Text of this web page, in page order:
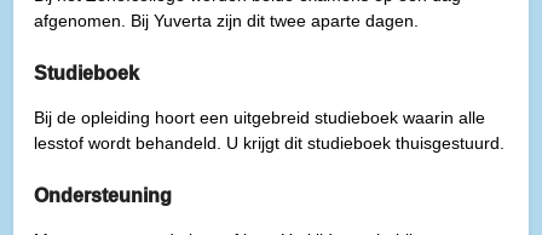
afgenomen. Bij Yuverta zijn dit twee aparte dagen.
Studieboek
Bij de opleiding hoort een uitgebreid studieboek waarin alle
lesstof wordt behandeld. U krijgt dit studieboek thuisgestuurd.
Ondersteuning